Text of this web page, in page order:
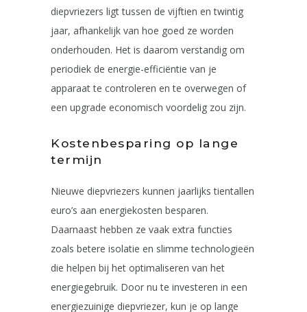
diepvriezers ligt tussen de vijftien en twintig
jaar, afhankelijk van hoe goed ze worden
onderhouden. Het is daarom verstandig om
periodiek de energie-efficiëntie van je
apparaat te controleren en te overwegen of
een upgrade economisch voordelig zou zijn.
Kostenbesparing op lange
termijn
Nieuwe diepvriezers kunnen jaarlijks tientallen
euro’s aan energiekosten besparen.
Daarnaast hebben ze vaak extra functies
zoals betere isolatie en slimme technologieën
die helpen bij het optimaliseren van het
energiegebruik. Door nu te investeren in een
energiezuinige diepvriezer, kun je op lange